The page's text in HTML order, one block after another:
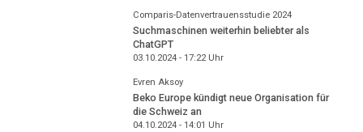
Comparis-Datenvertrauensstudie 2024
Suchmaschinen weiterhin beliebter als
ChatGPT
03.10.2024 - 17:22Uhr
Evren Aksoy
Beko Europe kündigt neue Organisation für
die Schweiz an
04.10.2024 - 14:01 Uhr